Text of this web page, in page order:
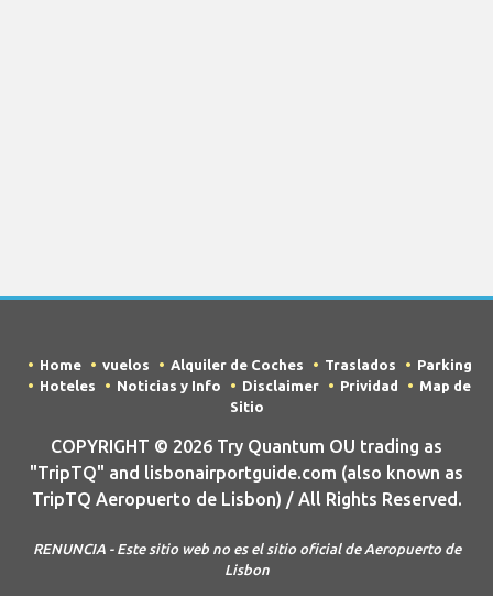
Home vuelos Alquiler de Coches Traslados
Parking
Hoteles
Noticias y Info Disclaimer Prividad
Map de
Sitio
COPYRIGHT © 2026 Try Quantum OU trading as
"TripTQ" and lisbonairportguide.com (also known as
TripTQ Aeropuerto de Lisbon) / All Rights Reserved.
RENUNCIA - Este sitio web no es el sitio oficial de Aeropuerto de
Lisbon